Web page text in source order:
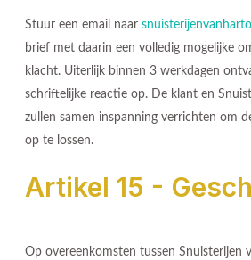
Stuur een email naar
brief met daarin een volledig mogelijke
klacht. Uiterlijk binnen 3 werkdagen
schriftelijke reactie op. De klant en
zullen samen inspanning verrichten om
op te lossen.
Artikel 15 -
Op overeenkomsten tussen Snuisterijen